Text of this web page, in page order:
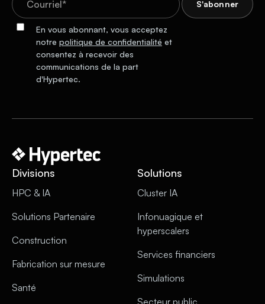
En vous abonnant, vous acceptez
notre politique de confidentialité et
consentez à recevoir des
communications de la part
d'Hypertec.
Divisions
HPC & IA
Solutions Partenaire
Construction
Fabrication sur mesure
Santé
Solutions
Cluster IA
Infonuagique et
hyperscalers
Services financiers
Simulations